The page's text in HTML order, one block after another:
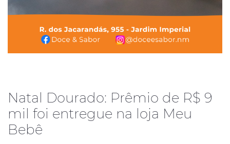
Natal Dourado: Prêmio de R$ 9
mil foi entregue na loja Meu
Bebê